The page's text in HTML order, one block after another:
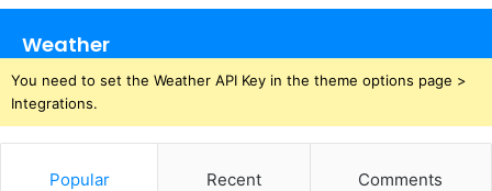
Weather
You need to set the Weather API Key in the theme options page >
Integrations.
Popular Recent Comments